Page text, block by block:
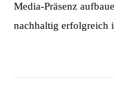
Media-Präsenz
nachhaltig erfolgreich